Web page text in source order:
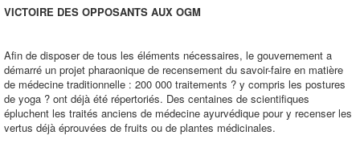
VICTOIRE DES OPPOSANTS AUX OGM
Afin de disposer de tous les éléments nécessaires, le gouvernement a
démarré un projet pharaonique de recensement du savoir-faire en matière
de médecine traditionnelle : 200 000 traitements ? y compris les postures
de yoga ? ont déjà été répertoriés. Des centaines de scientifiques
épluchent les traités anciens de médecine ayurvédique pour y recenser les
vertus déjà éprouvées de fruits ou de plantes médicinales.